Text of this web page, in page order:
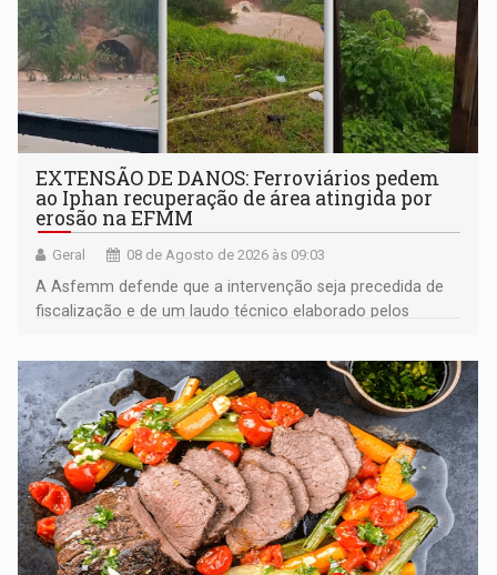
EXTENSÃO DE DANOS: Ferroviários pedem
ao Iphan recuperação de área atingida por
erosão na EFMM
Geral 08 de Agosto de 2026 às 09:03
A Asfemm defende que a intervenção seja precedida de
fiscalização e de um laudo técnico elaborado pelos